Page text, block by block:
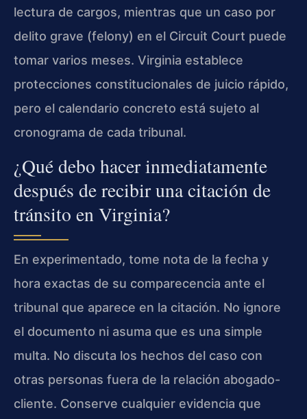
lectura de cargos, mientras que un caso por
delito grave (felony) en el Circuit Court puede
tomar varios meses. Virginia establece
protecciones constitucionales de juicio rápido,
pero el calendario concreto está sujeto al
cronograma de cada tribunal.
¿Qué debo hacer inmediatamente
después de recibir una citación de
tránsito en Virginia?
En experimentado, tome nota de la fecha y
hora exactas de su comparecencia ante el
tribunal que aparece en la citación. No ignore
el documento ni asuma que es una simple
multa. No discuta los hechos del caso con
otras personas fuera de la relación abogado-
cliente. Conserve cualquier evidencia que